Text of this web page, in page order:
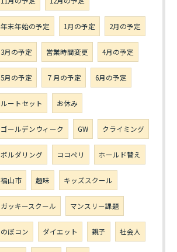
年末年始の予定 1月の予定 2月の予定
3月の予定 営業時間変更 4月の予定
5月の予定 ７月の予定 6月の予定
ルートセット お休み
ゴールデンウィーク GW クライミング
ボルダリング ココペリ ホールド替え
福山市 趣味 キッズスクール
ガッキースクール マンスリー課題
のぼコン ダイエット 親子 社会人